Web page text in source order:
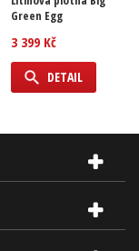
Green Egg
3 399 Kč
DETAIL